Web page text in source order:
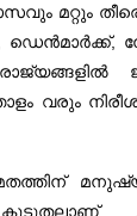
മറ്റും
വരും
കൂടുതലാണ്